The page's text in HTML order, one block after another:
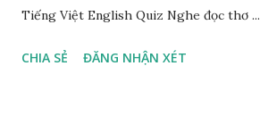
Tiếng Việt English Quiz Nghe đọc thơ ...
CHIA SẺ ĐĂNG NHẬN XÉT